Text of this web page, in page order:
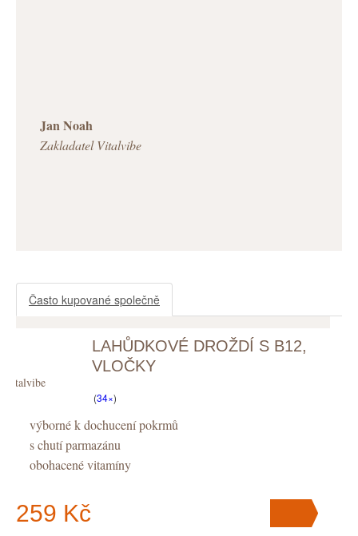
Jan Noah
Zakladatel Vitalvibe
Často kupované společně
LAHŮDKOVÉ DROŽDÍ S B12,
VLOČKY
Vitalvibe
(34×)
výborné k dochucení pokrmů
s chutí parmazánu
obohacené vitamíny
259 Kč